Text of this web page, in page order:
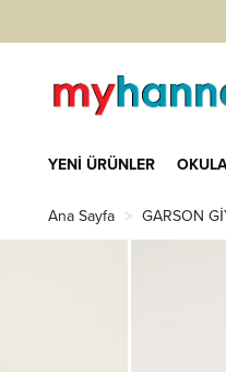
YENİ ÜRÜNLER
Ana Sayfa GARSON